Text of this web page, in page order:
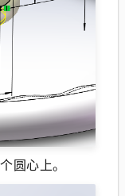
圆心上。